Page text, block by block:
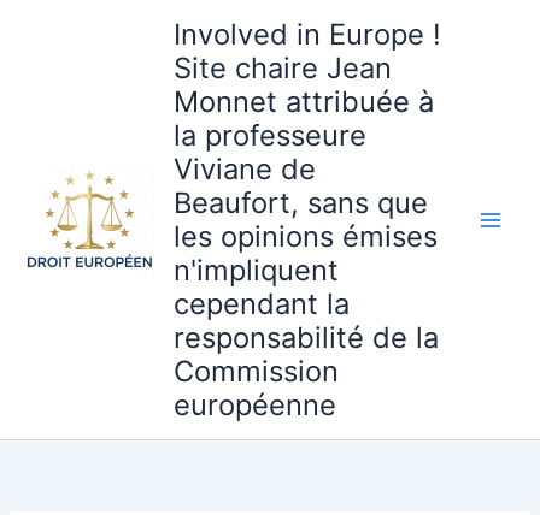
Involved in Europe !
Site chaire Jean
Monnet attribuée à
la professeure
Viviane de
Beaufort, sans que
les opinions émises
n'impliquent
cependant la
responsabilité de la
Commission
européenne